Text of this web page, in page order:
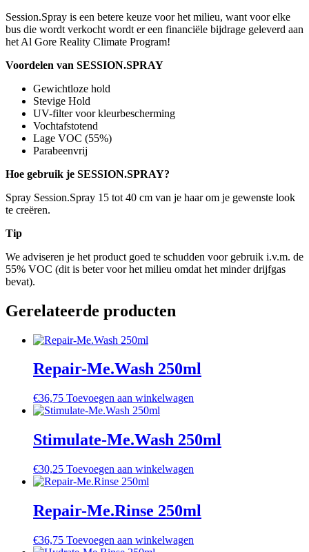
Session.Spray is een betere keuze voor het milieu, want voor elke
bus die wordt verkocht wordt er een financiële bijdrage geleverd aan
het Al Gore Reality Climate Program!
Voordelen van SESSION.SPRAY
Gewichtloze hold
Stevige Hold
UV-filter voor kleurbescherming
Vochtafstotend
Lage VOC (55%)
Parabeenvrij
Hoe gebruik je SESSION.SPRAY?
Spray Session.Spray 15 tot 40 cm van je haar om je gewenste look
te creëren.
Tip
We adviseren je het product goed te schudden voor gebruik i.v.m. de
55% VOC (dit is beter voor het milieu omdat het minder drijfgas
bevat).
Gerelateerde producten
Repair-Me.Wash 250ml
€36,75 Toevoegen aan winkelwagen
Stimulate-Me.Wash 250ml
€30,25 Toevoegen aan winkelwagen
Repair-Me.Rinse 250ml
€36,75 Toevoegen aan winkelwagen